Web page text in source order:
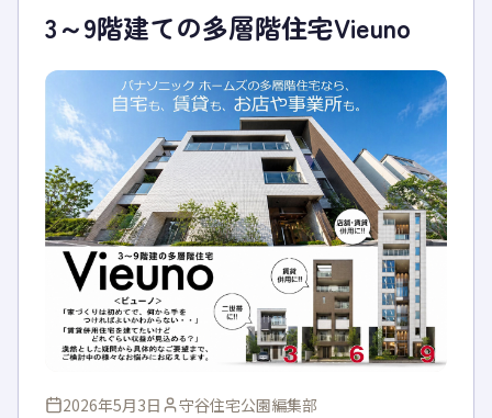
3～9階建ての多層階住宅Vieuno
2026年5月3日 守谷住宅公園編集部